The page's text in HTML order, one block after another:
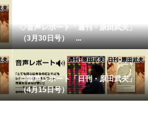
◇音声レポート「週刊・原田武夫」
（3月30日号） ...
◇音声レポート「日刊・原田武夫」
（4月15日号）